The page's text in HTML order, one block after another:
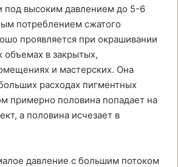
под высоким давлением до 5-6
потреблением сжатого
проявляется при окрашивании
в закрытых,
и мастерских. Она
расходах пигментных
примерно половина попадает на
а половина исчезает в
давление с большим потоком